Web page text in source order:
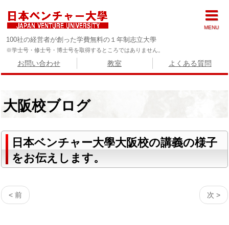
100社の経営者が創った学費無料の１年制志立大學
※学士号・修士号・博士号を取得するところではありません。
お問い合わせ 教室 よくある質問
大阪校ブログ
日本ベンチャー大學大阪校の講義の様子
をお伝えします。
< 前 次 >
MENU